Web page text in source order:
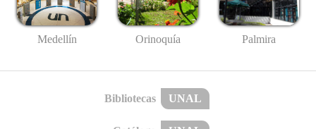
Medellín Orinoquía Palmira
Bibliotecas UNAL